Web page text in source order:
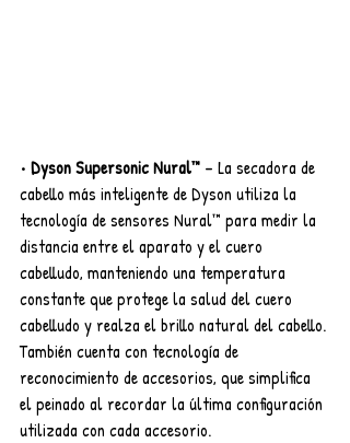
• Dyson Supersonic Nural™ – La secadora de
cabello más inteligente de Dyson utiliza la
tecnología de sensores Nural™ para medir la
distancia entre el aparato y el cuero
cabelludo, manteniendo una temperatura
constante que protege la salud del cuero
cabelludo y realza el brillo natural del cabello.
También cuenta con tecnología de
reconocimiento de accesorios, que simplifica
el peinado al recordar la última configuración
utilizada con cada accesorio.